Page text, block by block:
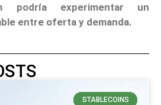
podría experimentar un
entre oferta y demanda.
STABLECOINS